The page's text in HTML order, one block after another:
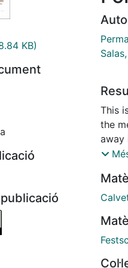
KB)
This
the
away
knew
4,
by